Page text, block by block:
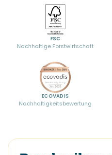
FSC
Nachhaltige Forstwirtschaft
ECOVADIS
Nachhaltigkeitsbewertung